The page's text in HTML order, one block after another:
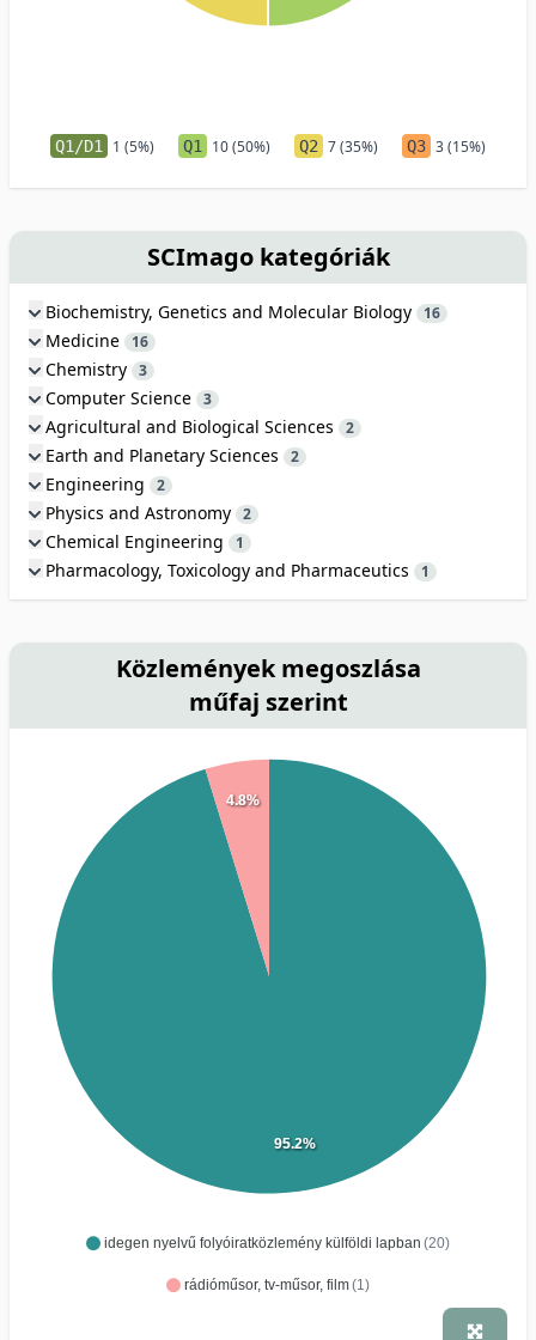
Q1/D1 1 (5%) Q1 10 (50%) Q2 7 (35%) Q3 3 (15%)
SCImago kategóriák
Biochemistry, Genetics and Molecular Biology 16
Medicine 16
Chemistry 3
Computer Science 3
Agricultural and Biological Sciences 2
Earth and Planetary Sciences 2
Engineering 2
Physics and Astronomy 2
Chemical Engineering 1
Pharmacology, Toxicology and Pharmaceutics 1
Közlemények megoszlása
műfaj szerint
idegen nyelvű folyóiratközlemény külföldi lapban (20)
rádióműsor, tv-műsor, film(1)
95.2%
4.8%